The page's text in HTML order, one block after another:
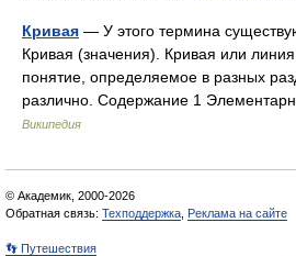
Кривая — У этого термина
Кривая (значения). Кривая или
понятие, определяемое в разных
различно. Содержание 1
Википедия
© Академик, 2000-2026
Обратная связь: Техподдержка Реклама на сайте
👣 Путешествия